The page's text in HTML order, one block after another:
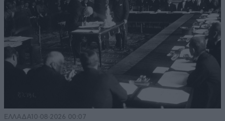
ΕΛΛΑΔΑ10·08·2026 00:07